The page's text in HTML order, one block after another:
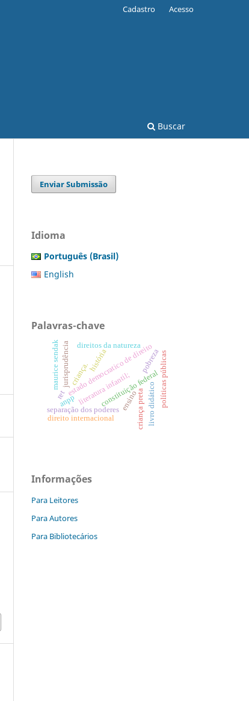
Buscar
Cadastro Acesso
Enviar Submissão
Idioma
Português (Brasil)
English
Palavras-chave
anpp
separação dos poderes
estado democratico de direito
constituição federal
jurisprudência
literatura infantil;
criança.
maurice sendak
ensinocriança pretalivro didático
história
direitos da natureza
direito internacional
pobrezapolíticas públicas
ret
Informações
Para Leitores
Para Autores
Para Bibliotecários